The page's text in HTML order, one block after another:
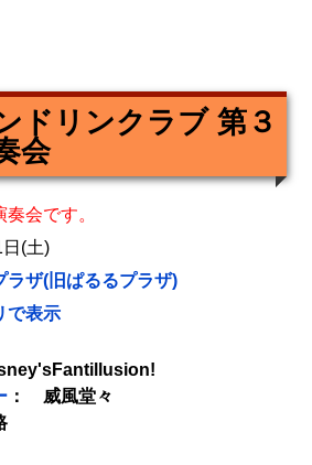
ドリンクラブ 第３
会
会です。
日(土)
ラザ(旧ぱるるプラザ)
で表示
： 威風堂々